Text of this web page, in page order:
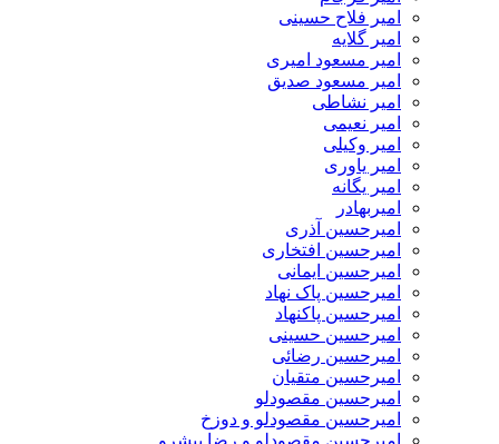
امیر فلاح حسینی
امیر گلایه
امیر مسعود امیری
امیر مسعود صدیق
امیر نشاطی
امیر نعیمی
امیر وکیلی
امیر یاوری
امیر یگانه
امیربهادر
امیرحسین آذری
امیرحسین افتخاری
امیرحسین ایمانی
امیرحسین پاک نهاد
امیرحسین پاکنهاد
امیرحسین حسینی
امیرحسین رضائی
امیرحسین متقیان
امیرحسین مقصودلو
امیرحسین مقصودلو و دوزخ